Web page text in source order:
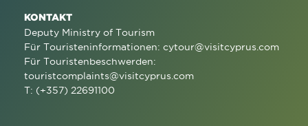
KONTAKT
Deputy Ministry of Tourism
Für Touristeninformationen: cytour@visitcyprus.com
Für Touristenbeschwerden:
touristcomplaints@visitcyprus.com
T: (+357) 22691100